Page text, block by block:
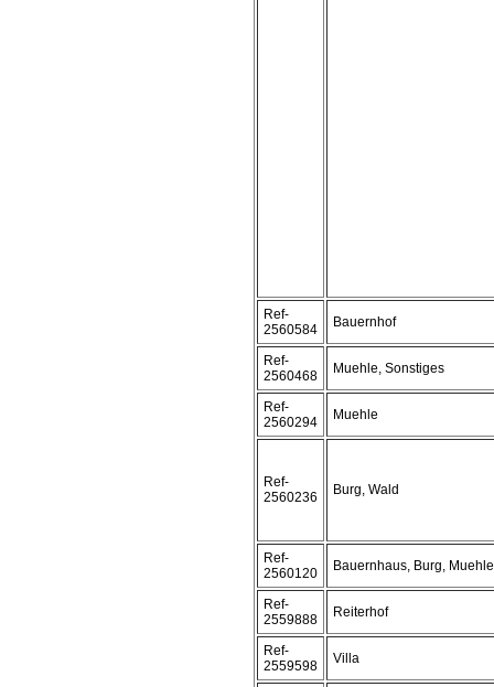
Ref-
2560584
Bauernhof
Ref-
2560468
Muehle, Sonstiges
Ref-
2560294
Muehle
Ref-
2560236
Burg, Wald
Ref-
2560120
Bauernhaus, Burg, Muehle
Ref-
2559888
Reiterhof
Ref-
2559598
Villa